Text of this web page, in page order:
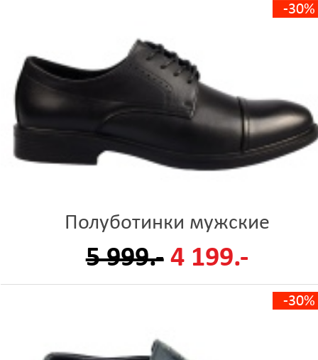
-30%
Полуботинки мужские
5 999.- 4 199.-
-30%